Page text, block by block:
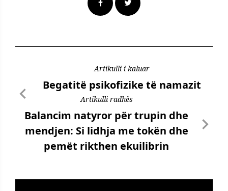
Artikulli i kaluar
Begatitë psikofizike të namazit
Artikulli radhës
Balancim natyror për trupin dhe
mendjen: Si lidhja me tokën dhe
pemët rikthen ekuilibrin